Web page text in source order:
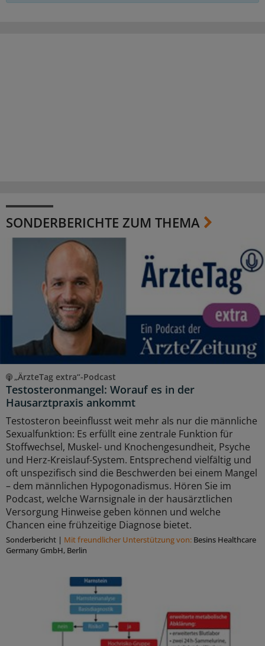
SONDERBERICHTE ZUM THEMA
„ÄrzteTag extra“-Podcast
Testosteronmangel: Worauf es in der
Hausarztpraxis ankommt
Testosteron beeinflusst weit mehr als nur die männliche
Sexualfunktion: Es erfüllt eine zentrale Funktion für
Stoffwechsel, Muskel- und Knochengesundheit, Psyche
und Herz-Kreislauf-System. Entsprechend vielfältig und
oft unspezifisch sind die Beschwerden bei einem Mangel
– dem männlichen Hypogonadismus. Hören Sie im
Podcast, welche Warnsignale in der hausärztlichen
Versorgung Hinweise geben können und welche
Chancen eine frühzeitige Diagnose bietet.
Sonderbericht | Mit freundlicher Unterstützung von: Besins Healthcare
Germany GmbH, Berlin